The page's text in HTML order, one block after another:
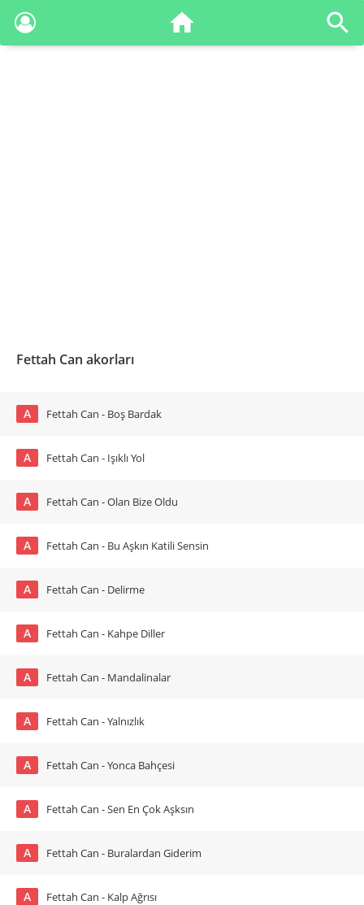
Fettah Can akorları
A Fettah Can - Boş Bardak
A Fettah Can - Işıklı Yol
A Fettah Can - Olan Bize Oldu
A Fettah Can - Bu Aşkın Katili Sensin
A Fettah Can - Delirme
A Fettah Can - Kahpe Diller
A Fettah Can - Mandalinalar
A Fettah Can - Yalnızlık
A Fettah Can - Yonca Bahçesi
A Fettah Can - Sen En Çok Aşksın
A Fettah Can - Buralardan Giderim
A Fettah Can - Kalp Ağrısı